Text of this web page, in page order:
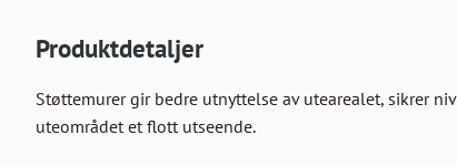
Produktdetaljer
Støttemurer gir bedre utnyttelse av utearealet, sikrer
uteområdet et flott utseende.